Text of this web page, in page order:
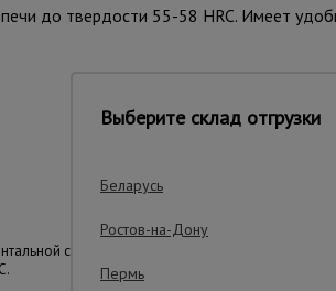
до твердости 55-58 HRC. Имеет
Важные
стали - гарантия
Выберите склад отгрузки
Беларусь
Ростов-на-Дону
Пермь